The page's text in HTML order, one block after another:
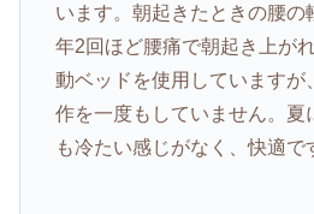
います。朝起きたときの腰の
年2回ほど腰痛で朝起き上が
動ベッドを使用していますが
作を一度もしていません。夏
も冷たい感じがなく、快適で